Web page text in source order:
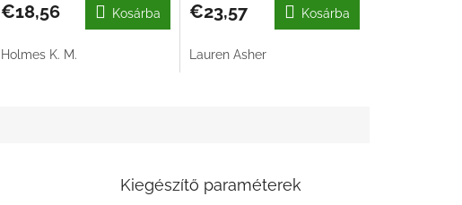
€18,56 Kosárba
Holmes K. M.
€23,57 Kosárba
Lauren Asher
Kiegészítő paraméterek